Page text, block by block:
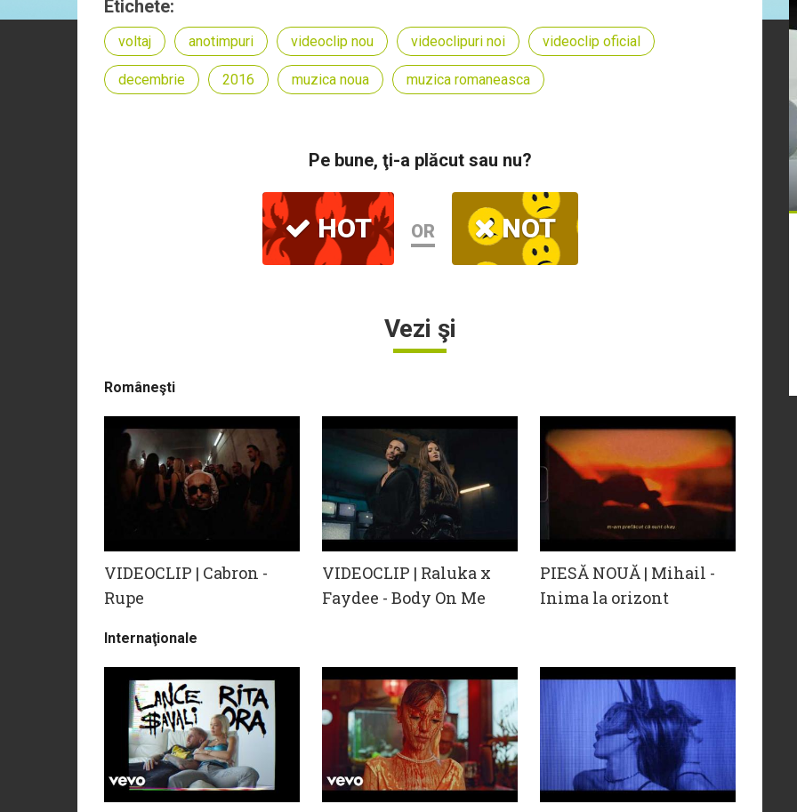
Etichete:
voltaj anotimpuri videoclip nou videoclipuri noi videoclip oficial
decembrie 2016 muzica noua muzica romaneasca
Pe bune, ţi-a plăcut sau nu?
HOT OR NOT
Vezi şi
Româneşti
VIDEOCLIP | Cabron -
Rupe
VIDEOCLIP | Raluka x
Faydee - Body On Me
PIESĂ NOUĂ | Mihail -
Inima la orizont
Internaţionale